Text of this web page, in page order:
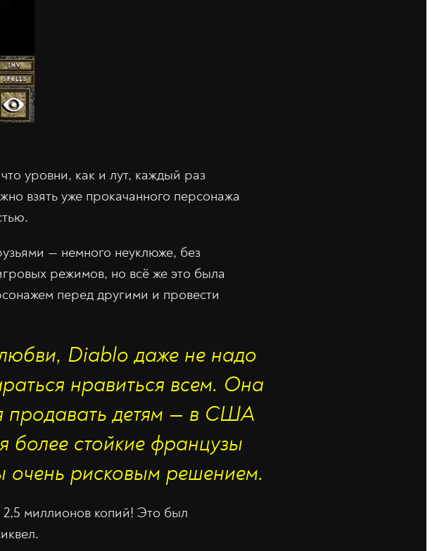
уровни, как и лут, каждый раз
взять уже прокачанного персонажа
— немного неуклюже, без
режимов, но всё же это была
перед другими и провести
Diablo даже не надо
нравиться всем. Она
продавать детям — в США
более стойкие французы
очень рисковым решением.
миллионов копий! Это был